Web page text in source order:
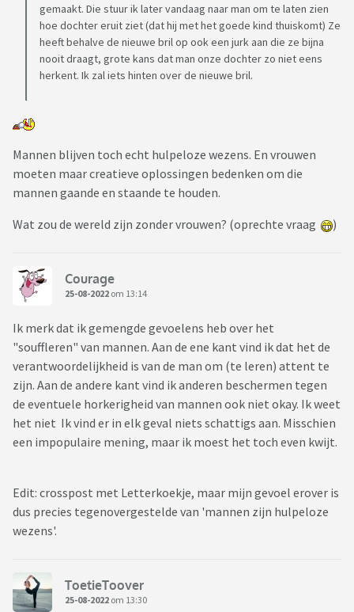
20 cm korter is?
Nou ja, een boel vragen dus over iets relatief onbenulligs
Ik hoop trouwens dat mijn man die piercing wel snel ziet. Nu
is het nog grappig, maar het moet natuurlijk niet te lang
gaan duren ...
gemaakt. Die stuur ik later vandaag naar man om te laten zien
hoe dochter eruit ziet (dat hij met het goede kind thuiskomt) Ze
heeft behalve de nieuwe bril op ook een jurk aan die ze bijna
nooit draagt, grote kans dat man onze dochter zo niet eens
herkent. Ik zal iets hinten over de nieuwe bril.
Mannen blijven toch echt hulpeloze wezens. En vrouwen
moeten maar creatieve oplossingen bedenken om die
mannen gaande en staande te houden.
Wat zou de wereld zijn zonder vrouwen? (oprechte vraag
)
Courage
25-08-2022 om 13:14
Ik merk dat ik gemengde gevoelens heb over het
"souffleren" van mannen. Aan de ene kant vind ik dat het de
verantwoordelijkheid is van de man om (te leren) attent te
zijn. Aan de andere kant vind ik anderen beschermen tegen
de eventuele horkerigheid van mannen ook niet okay. Ik weet
het niet Ik vind er in elk geval niets schattigs aan. Misschien
een impopulaire mening, maar ik moest het toch even kwijt.
Edit: crosspost met Letterkoekje, maar mijn gevoel erover is
dus precies tegenovergestelde van 'mannen zijn hulpeloze
wezens'.
ToetieToover
25-08-2022 om 13:30